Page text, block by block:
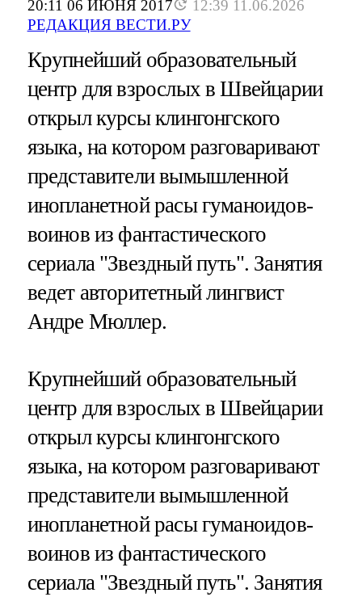
20:11 06 ИЮНЯ 2017
12:39 11.06.2026
РЕДАКЦИЯ ВЕСТИ.РУ
Крупнейший образовательный
центр для взрослых в Швейцарии
открыл курсы клингонгского
языка, на котором разговаривают
представители вымышленной
инопланетной расы гуманоидов-
воинов из фантастического
сериала "Звездный путь". Занятия
ведет авторитетный лингвист
Андре Мюллер.
Крупнейший образовательный
центр для взрослых в Швейцарии
открыл курсы клингонгского
языка, на котором разговаривают
представители вымышленной
инопланетной расы гуманоидов-
воинов из фантастического
сериала "Звездный путь". Занятия